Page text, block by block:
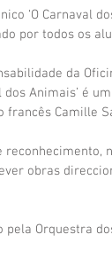
‘O Carnaval
por todos os
da
dos Animais’ é
Camille
obras
Orquestra